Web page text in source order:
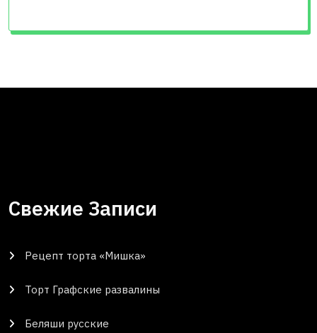
Свежие Записи
Рецепт торта «Мишка»
Торт Графские развалины
Беляши русские